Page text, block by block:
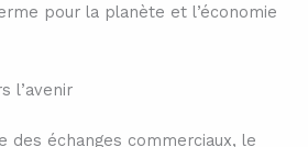
pour la planète et l’économie
l’avenir
des échanges commerciaux, le